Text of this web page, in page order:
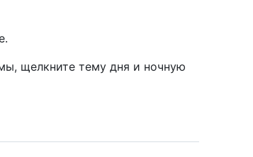
щелкните тему дня и ночную